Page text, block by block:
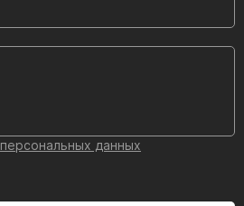
персональных данных